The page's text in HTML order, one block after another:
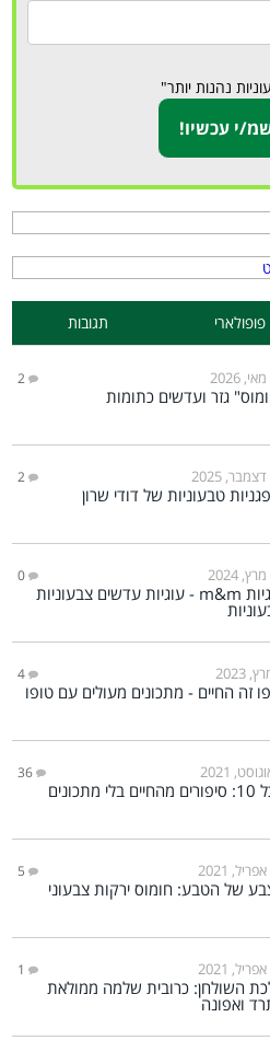
נהנות יותר"
פופולארי תגובות
2
גזר ועדשים כתומות
2
טבעוניות של דודי שרון
0
עוגיות m&m - עוגיות עדשים צבעוניות
4
זה החיים - מתכונים מעולים עם טופו
36
מתכונים
5
של הטבע: חומוס ירקות צבעוני
1
השולחן: כרובית שלמה ממולאת
ואפונה